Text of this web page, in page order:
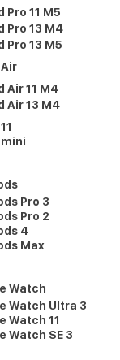
Pro 11 M5
Pro 13 M4
Pro 13 M5
Air 11 M4
Air 13 M4
mini
Pro 3
Pro 2
4
Max
Watch
Watch Ultra 3
Watch 11
Watch SE 3